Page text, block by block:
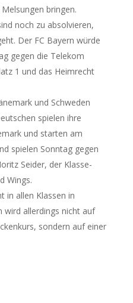
bringen.
noch zu absolvieren,
Der FC Bayern würde
gegen die Telekom
1 und das Heimrecht
und Schweden
spielen ihre
und starten am
spielen Sonntag gegen
Seider, der Klasse-
Wings.
in allen Klassen in
wird allerdings nicht auf
sondern auf einer